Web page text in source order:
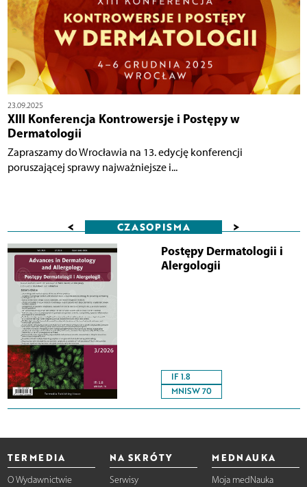
23.09.2025
XIII Konferencja Kontrowersje i Postępy w
Dermatologii
Zapraszamy do Wrocławia na 13. edycję konferencji
poruszającej sprawy najważniejsze i...
< CZASOPISMA >
Postępy Dermatologii i
Alergologii
IF 1.8
MNISW 70
TERMEDIA
O Wydawnictwie
NA SKRÓTY
Serwisy
MEDNAUKA
Moja medNauka